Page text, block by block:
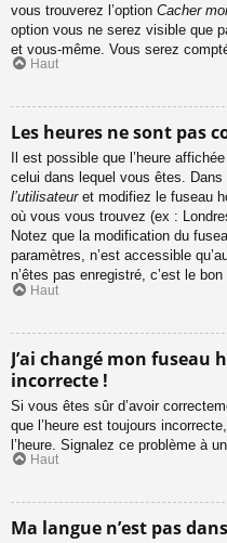
vous trouverez l’option Cacher
option vous ne serez visible que
et vous-même. Vous serez
Haut
Les heures ne sont pas
Il est possible que l’heure
celui dans lequel vous êtes.
l’utilisateuret modifiez le fuseau
où vous vous trouvez (ex :
Notez que la modification du
paramètres, n’est accessible
n’êtes pas enregistré, c’est le
Haut
J’ai changé mon fuseau
incorrecte !
Si vous êtes sûr d’avoir
que l’heure est toujours
l’heure. Signalez ce problème à
Haut
Ma langue n’est pas